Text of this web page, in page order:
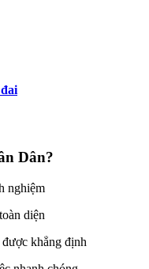
Dân?
nghiệm
diện
khẳng định